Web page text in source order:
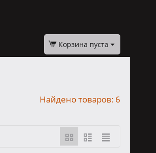
Корзина пуста
Найдено товаров: 6